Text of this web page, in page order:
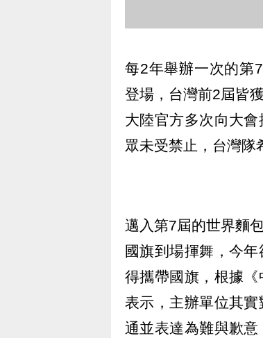
每2年舉辦一次的第
登場，台灣前2屆皆
大陸官方多次向大
眾未受禁止，台灣隊
邁入第7屆的世界麵
國旗到場揮舞，今
得攜帶國旗，根據
表示，主辦單位其
通並表達為難與歉